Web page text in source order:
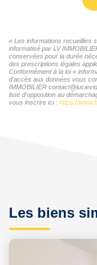
« Les informations recueillies
informatisé par LV
conservées pour la durée
des prescriptions légales
Conformément à la loi «
d'accès aux données vous
IMMOBILIER
liste d'opposition au
vous inscrire ici : https://
Les biens